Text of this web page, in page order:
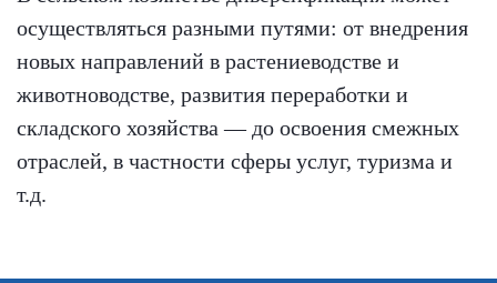
осуществляться разными путями: от внедрения
новых направлений в растениеводстве и
животноводстве, развития переработки и
складского хозяйства — до освоения смежных
отраслей, в частности сферы услуг, туризма и
т.д.